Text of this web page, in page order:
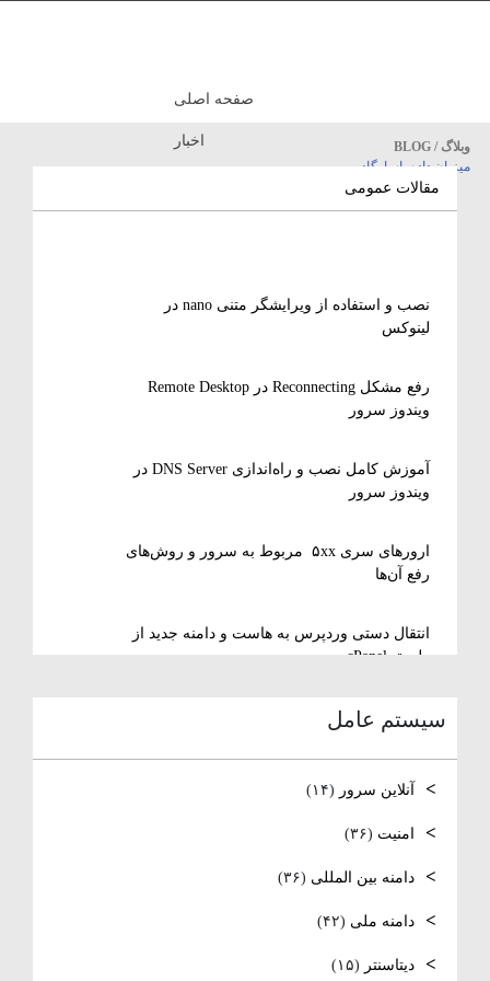
وبلاگ / BLOG
میزبان داده پاسارگاد
صفحه اصلی
اخبار
مقالات عمومی
نصب و استفاده از ویرایشگر متنی nano در
لینوکس
رفع مشکل Reconnecting در Remote Desktop
ویندوز سرور
آموزش کامل نصب و راه‌اندازی DNS Server در
ویندوز سرور
ارورهای سری ۵xx مربوط به سرور و روش‌های
رفع آن‌ها
انتقال دستی وردپرس به هاست و دامنه جدید از
طریق cPanel
نصب و راه اندازی NTP
سیستم عامل
آنلاین سرور (۱۴)
امنیت(۳۶)
دامنه بین المللی(۳۶)
دامنه ملی(۴۲)
دیتاسنتر(۱۵)